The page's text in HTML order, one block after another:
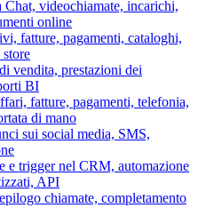
Chat, videochiamate, incarichi,
online
fatture, pagamenti, cataloghi,
vendita, prestazioni dei
BI
fatture, pagamenti, telefonia,
di mano
sui social media, SMS,
e trigger nel CRM, automazione
API
chiamate, completamento